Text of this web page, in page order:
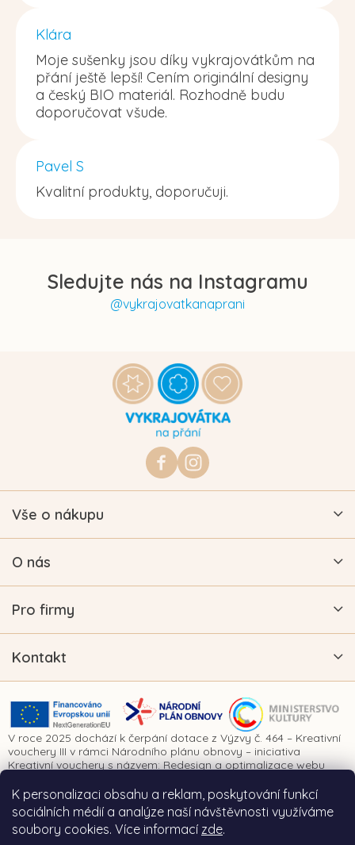
K personalizaci obsahu a reklam, poskytování funkcí
sociálních médií a analýze naší návštěvnosti využíváme
soubory cookies. Více informací zde.
Klára
Moje sušenky jsou díky vykrajovátkům na
přání ještě lepší! Cením originální designy
a český BIO materiál. Rozhodně budu
doporučovat všude.
Pavel S
Kvalitní produkty, doporučuji.
Sledujte nás na Instagramu
@vykrajovatkanaprani
https://www.facebook.com/
vykrajovatkanaprani.cz
Vše o nákupu
O nás
Pro firmy
Kontakt
V roce 2025 dochází k čerpání dotace z Výzvy č. 464 – Kreativní
vouchery III v rámci Národního plánu obnovy – iniciativa
Kreativní vouchery s názvem: Redesign a optimalizace webu
spoluúčasti Evropské unie prostřednictvím Národního plánu
obnovy a Ministerstva kultury České republiky.